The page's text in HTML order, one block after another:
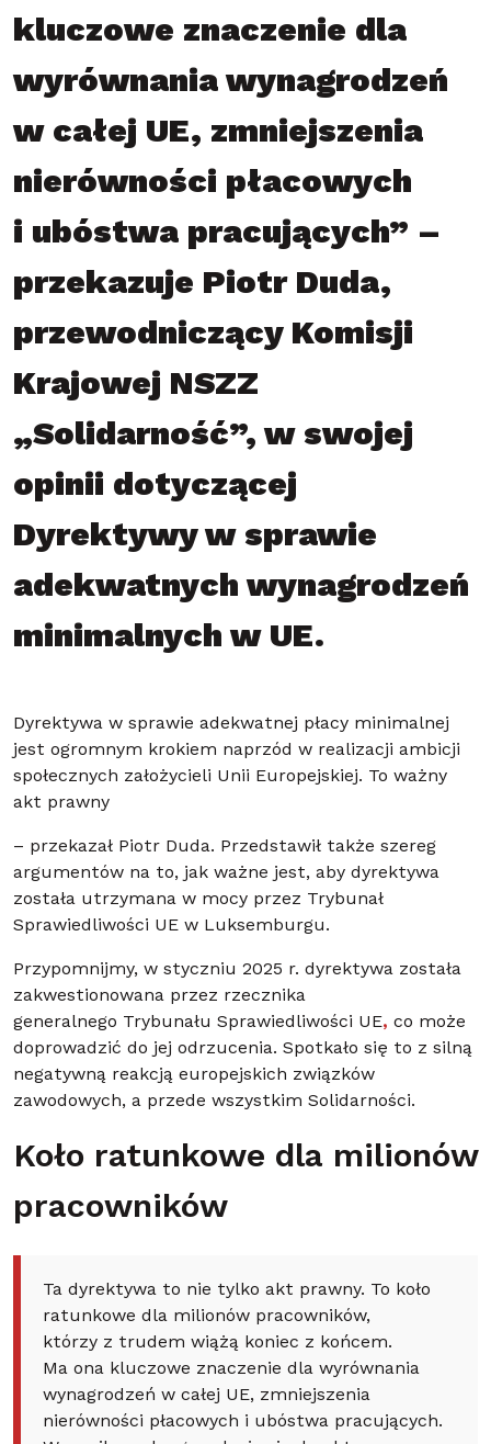
kluczowe znaczenie dla
wyrównania wynagrodzeń
w całej UE, zmniejszenia
nierówności płacowych
i ubóstwa pracujących” –
przekazuje Piotr Duda,
przewodniczący Komisji
Krajowej NSZZ
„Solidarność”, w swojej
opinii dotyczącej
Dyrektywy w sprawie
adekwatnych wynagrodzeń
minimalnych w UE.
Dyrektywa w sprawie adekwatnej płacy minimalnej
jest ogromnym krokiem naprzód w realizacji ambicji
społecznych założycieli Unii Europejskiej. To ważny
akt prawny
– przekazał Piotr Duda. Przedstawił także szereg
argumentów na to, jak ważne jest, aby dyrektywa
została utrzymana w mocy przez Trybunał
Sprawiedliwości UE w Luksemburgu.
Przypomnijmy, w styczniu 2025 r. dyrektywa została
zakwestionowana przez rzecznika
generalnego Trybunału Sprawiedliwości UE, co może
doprowadzić do jej odrzucenia. Spotkało się to z silną
negatywną reakcją europejskich związków
zawodowych, a przede wszystkim Solidarności.
Koło ratunkowe dla milionów
pracowników
Ta dyrektywa to nie tylko akt prawny. To koło
ratunkowe dla milionów pracowników,
którzy z trudem wiążą koniec z końcem.
Ma ona kluczowe znaczenie dla wyrównania
wynagrodzeń w całej UE, zmniejszenia
nierówności płacowych i ubóstwa pracujących.